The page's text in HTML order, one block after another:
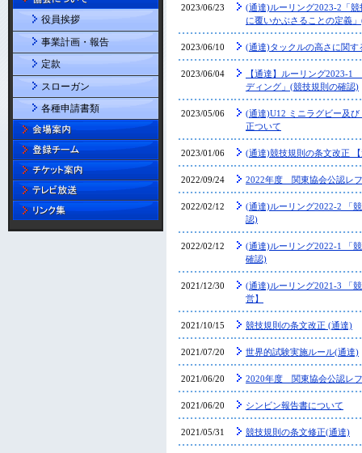
2023/06/23
(通達)ルーリング2023-2「
に覆いかぶさることの定義
2023/06/10 (通達)タックルの高さに関
2023/06/04
【通達】ルーリング2023-
ディング」(競技規則の確認)
2023/05/06
(通達)U12 ミニラグビー及
正ついて
2023/01/06 (通達)競技規則の条文改正
2022/09/24 2022年度 関東協会公認レ
2022/02/12
(通達)ルーリング2022-2 「
認)
2022/02/12
(通達)ルーリング2022-1 「
確認)
2021/12/30
(通達)ルーリング2021-3 「
営】
2021/10/15 競技規則の条文改正 (通達)
2021/07/20 世界的試験実施ルール(通達)
2021/06/20 2020年度 関東協会公認レ
2021/06/20 シンビン報告書について
2021/05/31 競技規則の条文修正(通達)
役員挨拶
事業計画・報告
定款
スローガン
各種申請書類